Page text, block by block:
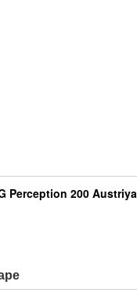
Perception 200 Austriya